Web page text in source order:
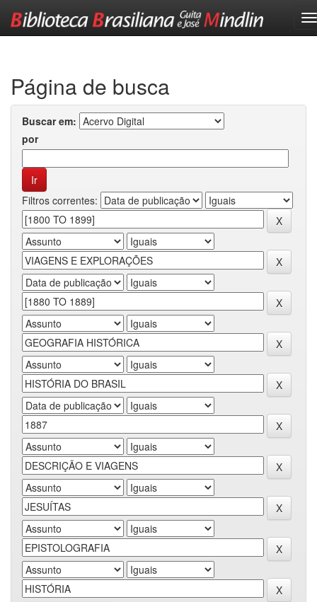
Página de busca
Buscar em:
por
Filtros correntes: